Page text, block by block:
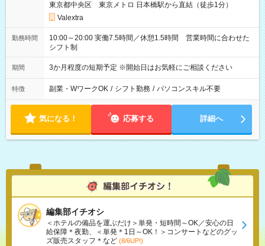
東京都中央区 東京メトロ 日本橋駅から直結（徒歩1分）
Valextra
勤務時間
10:00～20:00 実働7.5時間／休憩1.5時間 営業時間に合わせた
シフト制
期間 3か月程度の短期予定 ※開始日はお気軽にご相談ください
特徴 副業・WワークOK / シフト勤務 / パソコンスキル不要
気になる！ 応募する 詳細へ
編集部イチオシ
＜ホテルの備品を運ぶだけ＞単発・短時間～OK／安心の日
給保障＊夜勤、＜単発＊1日～OK！＞コンサートなどのグッ
ズ販売スタッフ＊など (8/6UP!)